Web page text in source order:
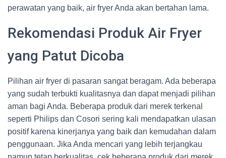
perawatan yang baik, air fryer Anda akan bertahan lama.
Rekomendasi Produk Air Fryer
yang Patut Dicoba
Pilihan air fryer di pasaran sangat beragam. Ada beberapa
yang sudah terbukti kualitasnya dan dapat menjadi pilihan
aman bagi Anda. Beberapa produk dari merek terkenal
seperti Philips dan Cosori sering kali mendapatkan ulasan
positif karena kinerjanya yang baik dan kemudahan dalam
penggunaan. Jika Anda mencari yang lebih terjangkau